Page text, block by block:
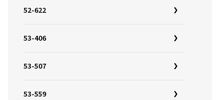
52-622
53-406
53-507
53-559